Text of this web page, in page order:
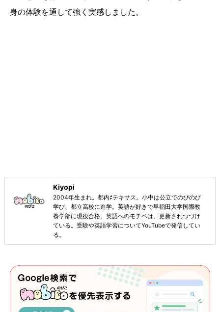
身の体験を通して強く実感しました。
Kiyopi
2004年生まれ。都内⇄テキサス。小中は公立でのびのび
学び、都立高校に進学。英語が好きで早稲田大学国際教
養学部に現役合格。英語へのモチベは、更新されつづけ
ている。受験や英語学習についてYouTubeで発信してい
る。